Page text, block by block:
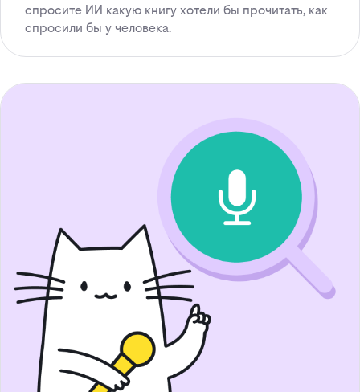
спросите ИИ какую книгу хотели бы прочитать, как
спросили бы у человека.